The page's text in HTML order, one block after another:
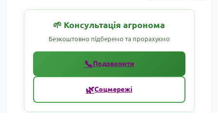
🌱 Консультація агронома
Безкоштовно підберемо та прорахуємо
📞Подзвонити
🌿Соцмережі